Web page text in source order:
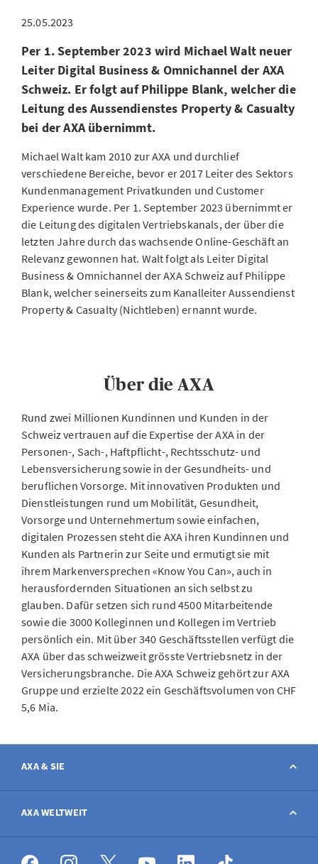
25.05.2023
Per 1. September 2023 wird Michael Walt neuer
Leiter Digital Business & Omnichannel der AXA
Schweiz. Er folgt auf Philippe Blank, welcher die
Leitung des Aussendienstes Property & Casualty
bei der AXA übernimmt.
Michael Walt kam 2010 zur AXA und durchlief
verschiedene Bereiche, bevor er 2017 Leiter des Sektors
Kundenmanagement Privatkunden und Customer
Experience wurde. Per 1. September 2023 übernimmt er
die Leitung des digitalen Vertriebskanals, der über die
letzten Jahre durch das wachsende Online-Geschäft an
Relevanz gewonnen hat. Walt folgt als Leiter Digital
Business & Omnichannel der AXA Schweiz auf Philippe
Blank, welcher seinerseits zum Kanalleiter Aussendienst
Property & Casualty (Nichtleben) ernannt wurde.
Über die AXA
Rund zwei Millionen Kundinnen und Kunden in der
Schweiz vertrauen auf die Expertise der AXA in der
Personen-, Sach-, Haftpflicht-, Rechtsschutz- und
Lebensversicherung sowie in der Gesundheits- und
beruflichen Vorsorge. Mit innovativen Produkten und
Dienstleistungen rund um Mobilität, Gesundheit,
Vorsorge und Unternehmertum sowie einfachen,
digitalen Prozessen steht die AXA ihren Kundinnen und
Kunden als Partnerin zur Seite und ermutigt sie mit
ihrem Markenversprechen «Know You Can», auch in
herausfordernden Situationen an sich selbst zu
glauben. Dafür setzen sich rund 4500 Mitarbeitende
sowie die 3000 Kolleginnen und Kollegen im Vertrieb
persönlich ein. Mit über 340 Geschäftsstellen verfügt die
AXA über das schweizweit grösste Vertriebsnetz in der
Versicherungsbranche. Die AXA Schweiz gehört zur AXA
Gruppe und erzielte 2022 ein Geschäftsvolumen von CHF
5,6 Mia.
AXA & SIE
Kontakt
Schaden melden
AXA WELTWEIT
AXA weltweit